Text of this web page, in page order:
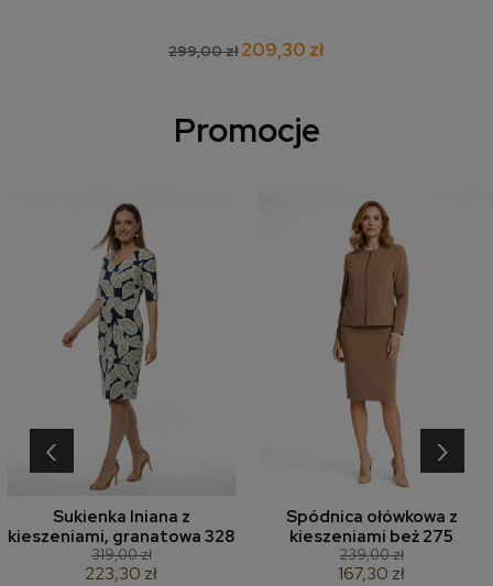
299,00 zł209,30 zł
Promocje
Sukienka lniana z
kieszeniami, granatowa 328
319,00 zł
223,30 zł
Spódnica ołówkowa z
kieszeniami beż 275
239,00 zł
167,30 zł
‹ ›